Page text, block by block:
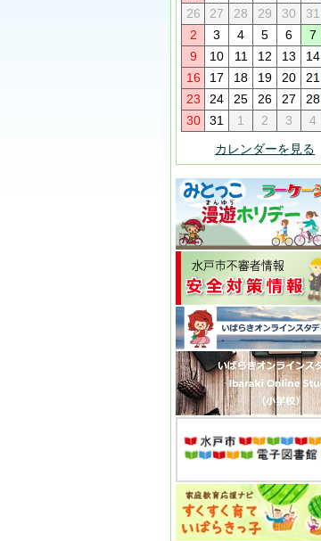
26
27 28 29 30 31
2
3 4 5 6 7
9
10 11 12 13 14
16
17 18 19 20 21
23
24 25 26 27 28
30
31 1 2 3 4
カレンダーを見る